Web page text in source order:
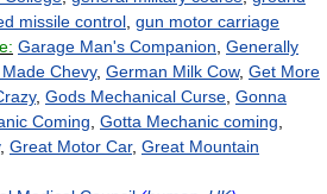
missile control gun motor carriage
Garage Man's Companion Generally
Chevy, German Milk Cow, Get More
, Gods Mechanical Curse Gonna
Coming Gotta Mechanic coming
, Great Motor Car, Great Mountain